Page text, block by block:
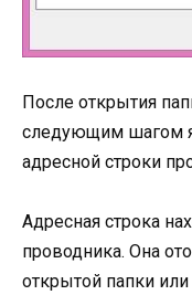
После открытия
следующим шагом
адресной строки
Адресная строка
проводника. Она
открытой папки